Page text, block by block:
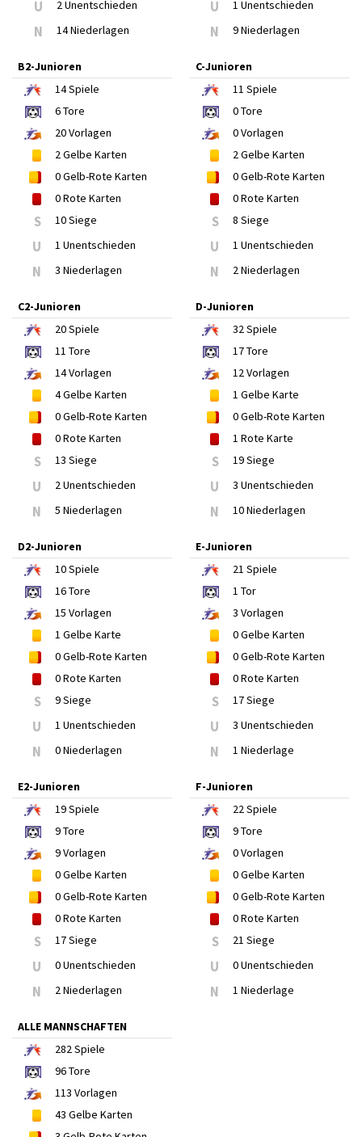
U 2 Unentschieden
N 14 Niederlagen
U 1 Unentschieden
N 9 Niederlagen
B2-Junioren
14Spiele
6Tore
20Vorlagen
2Gelbe Karten
0Gelb-Rote Karten
0Rote Karten
S 10 Siege
U 1 Unentschieden
N 3 Niederlagen
C-Junioren
11 Spiele
0Tore
0Vorlagen
2Gelbe Karten
0Gelb-Rote Karten
0Rote Karten
S 8 Siege
U 1 Unentschieden
N 2 Niederlagen
C2-Junioren
20Spiele
11 Tore
14Vorlagen
4Gelbe Karten
0Gelb-Rote Karten
0Rote Karten
S 13 Siege
U 2 Unentschieden
N 5 Niederlagen
D-Junioren
32Spiele
17Tore
12Vorlagen
1 Gelbe Karte
0Gelb-Rote Karten
1 Rote Karte
S 19 Siege
U 3 Unentschieden
N 10 Niederlagen
D2-Junioren
10Spiele
16Tore
15 Vorlagen
1 Gelbe Karte
0Gelb-Rote Karten
0Rote Karten
S 9 Siege
U 1 Unentschieden
N 0 Niederlagen
E-Junioren
21 Spiele
1 Tor
3 Vorlagen
0Gelbe Karten
0Gelb-Rote Karten
0Rote Karten
S 17 Siege
U 3 Unentschieden
N 1 Niederlage
E2-Junioren
19Spiele
9Tore
9Vorlagen
0Gelbe Karten
0Gelb-Rote Karten
0Rote Karten
S 17 Siege
U 0 Unentschieden
N 2 Niederlagen
F-Junioren
22Spiele
9Tore
0Vorlagen
0Gelbe Karten
0Gelb-Rote Karten
0Rote Karten
S 21 Siege
U 0 Unentschieden
N 1 Niederlage
ALLE MANNSCHAFTEN
282Spiele
96Tore
113 Vorlagen
43 Gelbe Karten